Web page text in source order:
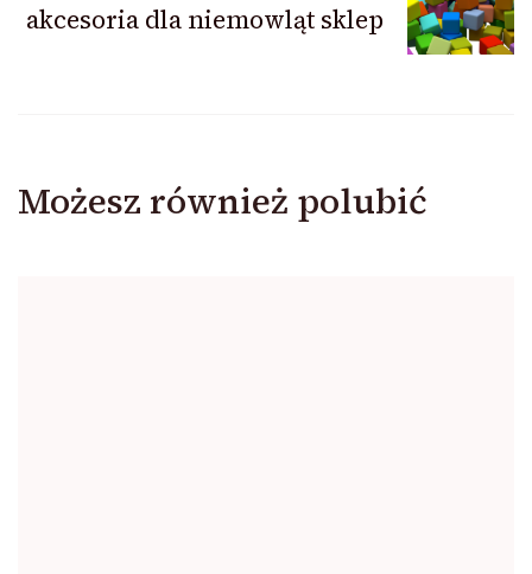
akcesoria dla niemowląt sklep
Możesz również polubić